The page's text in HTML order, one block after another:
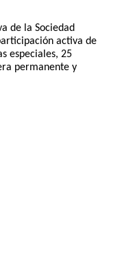
de la Sociedad
activa de
especiales, 25
permanente y